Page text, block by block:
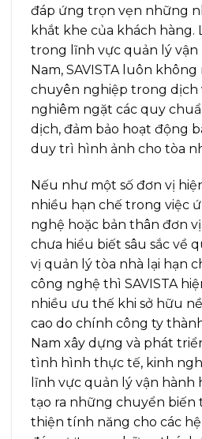
đáp ứng trọn vẹn những
khắt khe của khách hàng.
trong lĩnh vực quản lý vận
Nam, SAVISTA luôn
chuyên nghiệp trong dịch
nghiêm ngặt các quy
dịch, đảm bảo hoạt động
duy trì hình ảnh cho tòa
Nếu như một số đơn vị
nhiều hạn chế trong việc
nghệ hoặc bản thân đơn
chưa hiểu biết sâu sắc về
vị quản lý tòa nhà lại hạn
công nghệ thì SAVISTA
nhiều ưu thế khi sở hữu
cao do chính công ty
Nam xây dựng và phát
tình hình thực tế, kinh
lĩnh vực quản lý vận hành
tạo ra những chuyển biến
thiện tính năng cho các